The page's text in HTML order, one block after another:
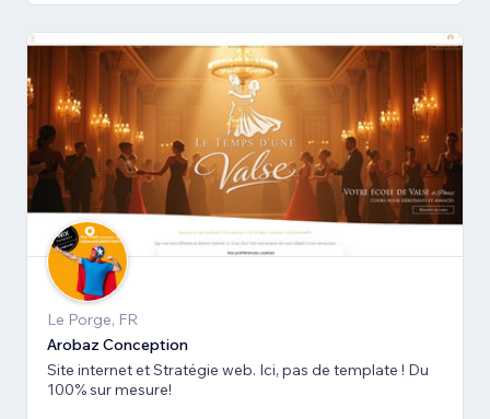
Le Porge, FR
Arobaz Conception
Site internet et Stratégie web. Ici, pas de template ! Du
100% sur mesure!